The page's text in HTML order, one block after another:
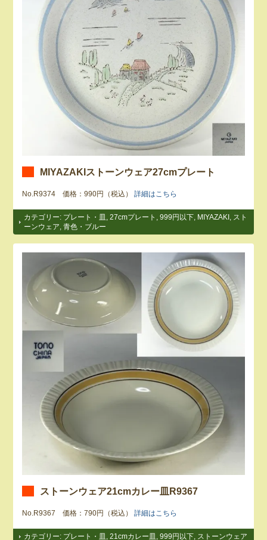
MIYAZAKIストーンウェア27cmプレート
No.R9374 価格：990円（税込）詳細はこちら
カテゴリー: プレート・皿 ,27cmプレート ,999円以下 MIYAZAKI
スト
ーンウェア ,青色・ブルー
ストーンウェア21cmカレー皿R9367
No.R9367 価格：790円（税込）詳細はこちら
カテゴリー: プレート・皿 ,21cmカレー皿 ,999円以下 , ストーンウェア